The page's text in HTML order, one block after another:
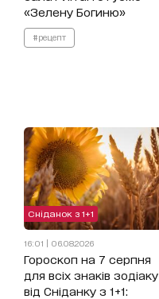
«Зелену Богиню»
#рецепт
Сніданок з 1+1
16:01 | 06.08.2026
Гороскоп на 7 серпня
для всіх знаків зодіаку
від Сніданку з 1+1: